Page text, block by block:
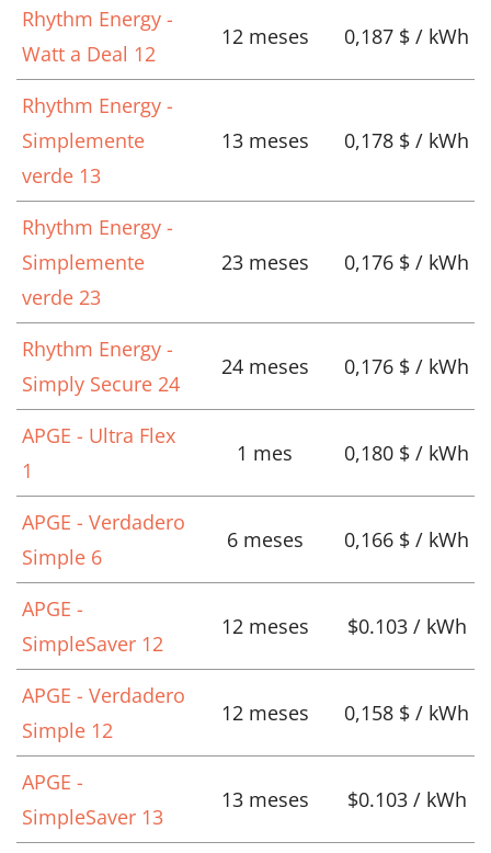
Rhythm Energy -
Watt a Deal 12
12 meses 0,187 $ / kWh
Rhythm Energy -
Simplemente
verde 13
13 meses 0,178 $ / kWh
Rhythm Energy -
Simplemente
verde 23
23 meses 0,176 $ / kWh
Rhythm Energy -
Simply Secure 24
24 meses 0,176 $ / kWh
APGE - Ultra Flex
1
1 mes 0,180 $ / kWh
APGE - Verdadero
Simple 6
6 meses 0,166 $ / kWh
APGE -
SimpleSaver 12
12 meses $0.103 / kWh
APGE - Verdadero
Simple 12
12 meses 0,158 $ / kWh
APGE -
SimpleSaver 13
13 meses $0.103 / kWh